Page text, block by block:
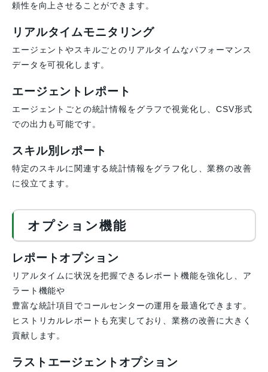
頼性を向上させることができます。
リアルタイムモニタリング
エージェントやスキルごとのリアルタイムなパフォーマンス
データを可視化します。
エージェントレポート
エージェントごとの統計情報をグラフで視覚化し、CSV形式
での出力も可能です。
スキル別レポート
特定のスキルに関連する統計情報をグラフ化し、業務の改善
に役立てます。
オプション機能
レポートオプション
リアルタイムに状況を把握できるレポート機能を強化し、ア
ラート機能や
豊富な統計項目でコールセンターの運用を最適化できます。
ヒストリカルレポートも充実しており、業務の改善に大きく
貢献します。
ラストエージェントオプション